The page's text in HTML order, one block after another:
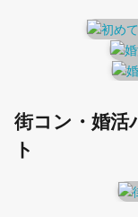
街コン・婚活
ト